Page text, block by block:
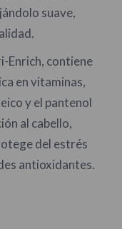
suave,
Enrich, contiene
en vitaminas,
y el pantenol
al cabello,
del estrés
antioxidantes.